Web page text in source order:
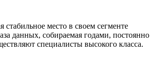
место в своем сегменте
данных, собираемая годами, постоянно
специалисты высокого класса.